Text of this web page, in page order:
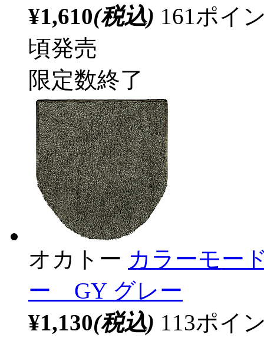
¥1,610(税込) 161ポイ
頃発売
限定数終了
オカトー カラーモー
ー GY グレー
¥1,130(税込) 113ポイ